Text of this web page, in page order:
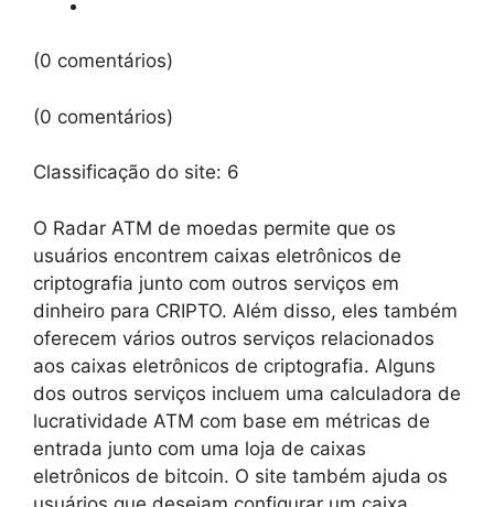
(0 comentários)
(0 comentários)
Classificação do site: 6
O Radar ATM de moedas permite que os
usuários encontrem caixas eletrônicos de
criptografia junto com outros serviços em
dinheiro para CRIPTO. Além disso, eles também
oferecem vários outros serviços relacionados
aos caixas eletrônicos de criptografia. Alguns
dos outros serviços incluem uma calculadora de
lucratividade ATM com base em métricas de
entrada junto com uma loja de caixas
eletrônicos de bitcoin. O site também ajuda os